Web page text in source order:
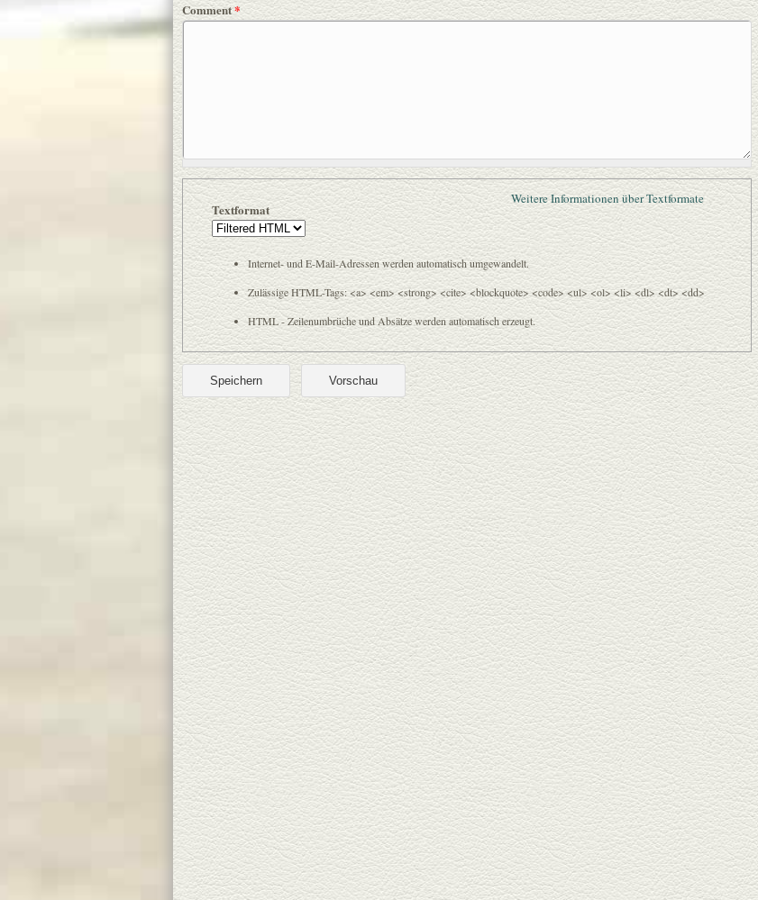
Comment*
Weitere Informationen über Textformate
Textformat
Internet- und E-Mail-Adressen werden automatisch umgewandelt.
Zulässige HTML-Tags: <a> <em> <strong> <cite> <blockquote> <code> <ul> <ol> <li> <dl> <dt> <dd>
HTML - Zeilenumbrüche und Absätze werden automatisch erzeugt.